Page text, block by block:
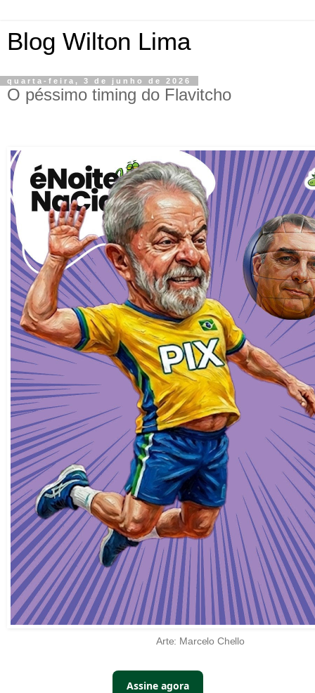
Blog Wilton Lima
quarta-feira, 3 de junho de 2026
O péssimo timing do Flavitcho
Arte: Marcelo Chello
Assine agora